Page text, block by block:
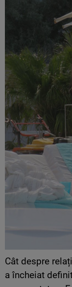
Cât despre
a încheiat